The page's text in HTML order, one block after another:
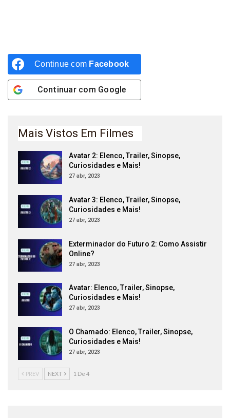
Continue com Facebook
Continuar com Google
Mais Vistos Em Filmes
Avatar 2: Elenco, Trailer, Sinopse,
Curiosidades e Mais!
27 abr, 2023
Avatar 3: Elenco, Trailer, Sinopse,
Curiosidades e Mais!
27 abr, 2023
Exterminador do Futuro 2: Como Assistir
Online?
27 abr, 2023
Avatar: Elenco, Trailer, Sinopse,
Curiosidades e Mais!
27 abr, 2023
O Chamado: Elenco, Trailer, Sinopse,
Curiosidades e Mais!
27 abr, 2023
PREV NEXT 1 De 4